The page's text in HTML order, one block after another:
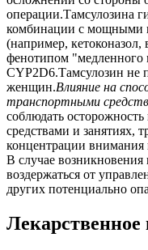
операции.Тамсулозина
комбинации с мощными
(например, кетоконазол,
фенотипом "медленного
CYP2D6.Тамсулозин не
женщин.Влияние на
транспортными
соблюдать
средствами и
концентрации
В случае
воздержаться от
других потенциально
Лекарственное